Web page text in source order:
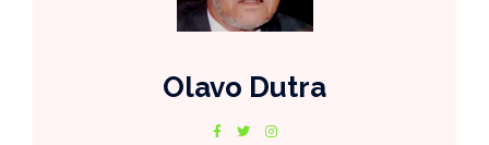
Olavo Dutra